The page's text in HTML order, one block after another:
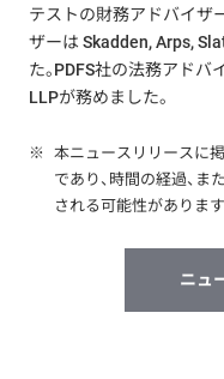
テストの財務アドバイザ
ザーは Skadden, Arps,
た。PDFS社の法務アド
LLPが務めました。
※
本ニュースリリースに
であり、時間の経過、
される可能性がありま
ニュ